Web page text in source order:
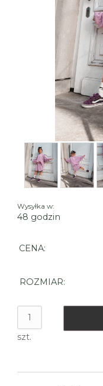
Wysyłka w:
48 godzin
CENA:
ROZMIAR:
szt.